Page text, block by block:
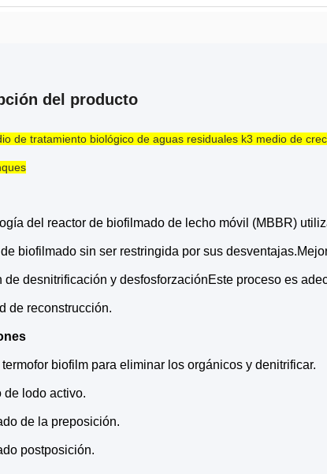
del producto
de tratamiento biológico de aguas residuales k3 medio de
del reactor de biofilmado de lecho móvil (MBBR)
biofilmado sin ser restringida por sus
de desnitrificación y desfosforzaciónEste proceso es
de reconstrucción.
biofilm para eliminar los orgánicos y denitrificar.
de lodo activo.
de la preposición.
postposición.